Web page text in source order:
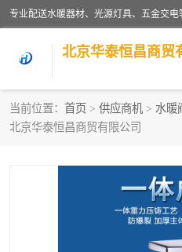
北京华泰恒昌商贸
当前位置： 首页 > 供应商机 > 水暖
北京华泰恒昌商贸有限公司
水暖阀门